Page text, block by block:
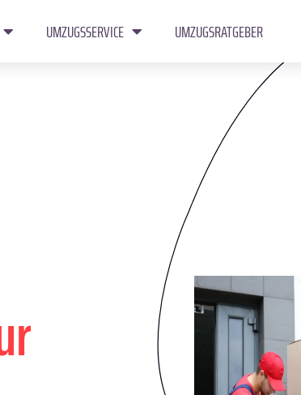
UMZUGSSERVICE UMZUGSRATGEBER